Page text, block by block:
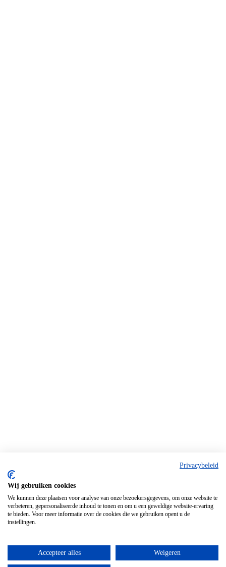
Privacybeleid
Wij gebruiken cookies
We kunnen deze plaatsen voor analyse van onze bezoekersgegevens, om onze website te
verbeteren, gepersonaliseerde inhoud te tonen en om u een geweldige website-ervaring
te bieden. Voor meer informatie over de cookies die we gebruiken opent u de
instellingen.
Accepteer alles Weigeren